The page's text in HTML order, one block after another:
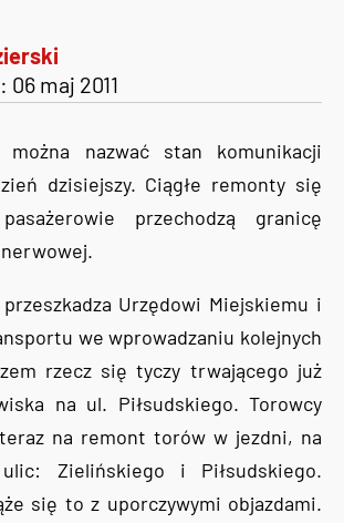
maj 2011
można nazwać stan komunikacji
dzisiejszy. Ciągłe remonty się
przechodzą granicę
Urzędowi Miejskiemu i
we wprowadzaniu kolejnych
rzecz się tyczy trwającego już
na ul. Piłsudskiego. Torowcy
na remont torów w jezdni, na
ulic: Zielińskiego i Piłsudskiego.
się to z uporczywymi objazdami.